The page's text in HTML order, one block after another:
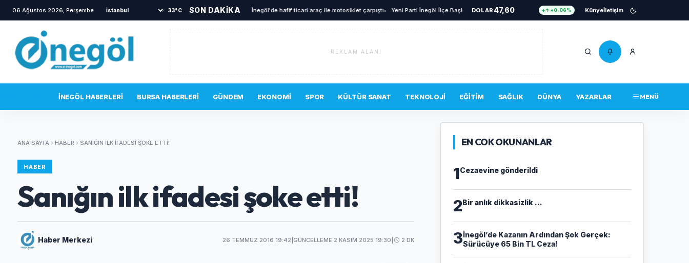
06 Ağustos 2026, Perşembe 33°C SON DAKİKA
• Polisten hayat kurtaran müdahale• İnegöl'de hafif ticari araç ile motosiklet çarpıştı• Yeni Parti İnegöl İlçe Başkanı Erkan Dönmez oldu• Elektrikli bisiklet uçuruma yuvarlandı!• Bir anlık dikkasizlik
DOLAR 47,60 ↑ +0.06% Künyeİletişim
REKLAM ALANI
İNEGÖL HABERLERI BURSA HABERLERI GÜNDEM EKONOMI SPOR KÜLTÜR SANAT TEKNOLOJI EĞITIM SAĞLIK DÜNYA YAZARLAR MENÜ
ANA SAYFA HABER SANIĞIN ILK IFADESI ŞOKE ETTI!
HABER
Sanığın ilk ifadesi şoke etti!
Haber Merkezi 26 TEMMUZ 2016 19:42 GÜNCELLEME 2 KASIM 2025 19:30 2 DK
EN COK OKUNANLAR
1Cezaevine gönderildi
2Bir anlık dikkasizlik ...
3​İnegöl’de Kazanın Ardından Şok Gerçek:
Sürücüye 65 Bin TL Ceza!